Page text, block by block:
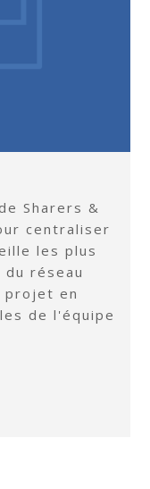
Sharers &
centraliser
les plus
réseau
projet en
de l'équipe